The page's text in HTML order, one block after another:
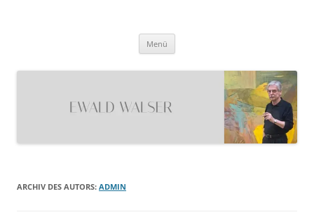
Menü
ARCHIV DES AUTORS: ADMIN